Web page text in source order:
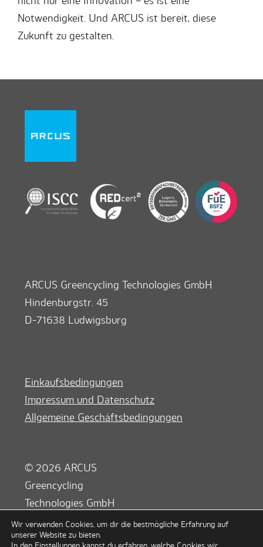
Notwendigkeit. Und ARCUS ist bereit, diese
Zukunft zu gestalten.
ARCUS Greencycling Technologies GmbH
Hindenburgstr. 45
D-71638 Ludwigsburg
Einkaufsbedingungen
Impressum und Datenschutz
Allgemeine Geschäftsbedingungen
© 2026­ ARCUS
Greencycling
Technologies GmbH
Wir verwenden Cookies, um dir die bestmögliche Erfahrung auf
unserer Website zu bieten.
In den Einstellungen kannst du erfahren, welche Cookies wir